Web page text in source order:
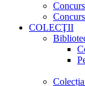
COLECŢII